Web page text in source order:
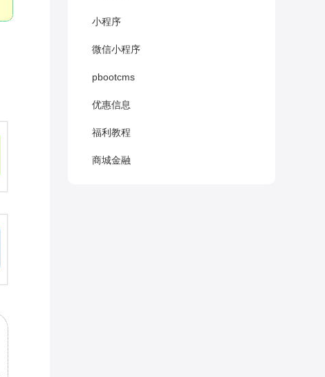
小程序
微信小程序
pbootcms
优惠信息
福利教程
商城金融